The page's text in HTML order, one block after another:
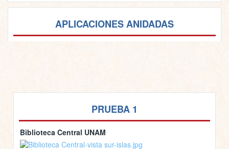
APLICACIONES ANIDADAS
PRUEBA 1
Biblioteca Central UNAM